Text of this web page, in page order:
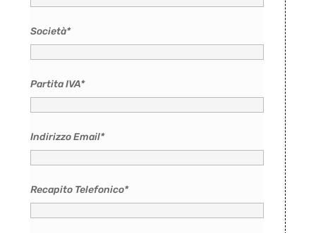
Società*
Partita IVA*
Indirizzo Email*
Recapito Telefonico*